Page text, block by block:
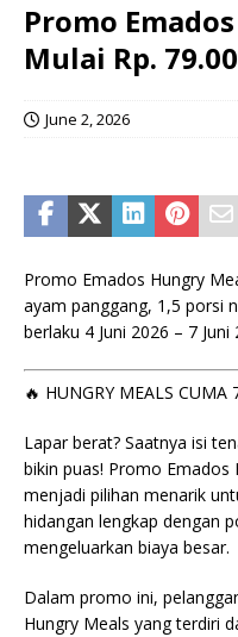
Promo
Mulai Rp.
June 2, 2026
Promo Emados Hungry
ayam panggang, 1,5 porsi
berlaku 4 Juni 2026 – 7 Juni
🔥 HUNGRY MEALS CUMA
Lapar berat? Saatnya isi
bikin puas! Promo Emados
menjadi pilihan menarik
hidangan lengkap dengan
mengeluarkan biaya besar.
Dalam promo ini,
Hungry Meals yang terdiri